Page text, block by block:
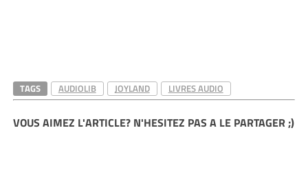
TAGS AUDIOLIB JOYLAND LIVRES AUDIO
VOUS AIMEZ L'ARTICLE? N'HESITEZ PAS A LE PARTAGER ;)